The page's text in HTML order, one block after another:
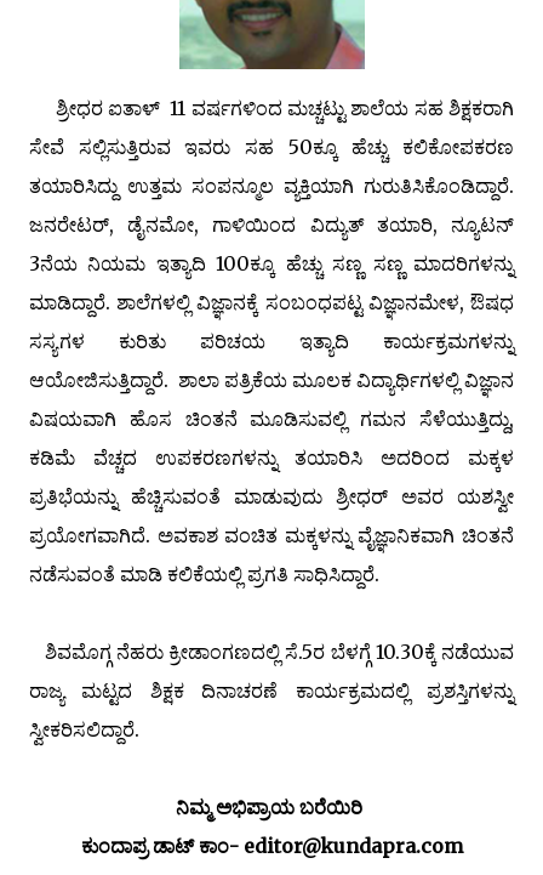
ಶ್ರೀಧರ ಐತಾಳ್ 11 ವರ್ಷಗಳಿಂದ ಮಚ್ಚಟ್ಟು ಶಾಲೆಯ ಸಹ ಶಿಕ್ಷಕರಾಗಿ
ಸೇವೆ ಸಲ್ಲಿಸುತ್ತಿರುವ ಇವರು ಸಹ 50ಕ್ಕೂ ಹೆಚ್ಚು ಕಲಿಕೋಪಕರಣ
ತಯಾರಿಸಿದ್ದು ಉತ್ತಮ ಸಂಪನ್ಮೂಲ ವ್ಯಕ್ತಿಯಾಗಿ ಗುರುತಿಸಿಕೊಂಡಿದ್ದಾರೆ.
ಜನರೇಟರ್‌, ಡೈನಮೋ, ಗಾಳಿಯಿಂದ ವಿದ್ಯುತ್‌ ತಯಾರಿ, ನ್ಯೂಟನ್‌
3ನೆಯ ನಿಯಮ ಇತ್ಯಾದಿ 100ಕ್ಕೂ ಹೆಚ್ಚು ಸಣ್ಣ ಸಣ್ಣ ಮಾದರಿಗಳನ್ನು
ಮಾಡಿದ್ದಾರೆ. ಶಾಲೆಗಳಲ್ಲಿ ವಿಜ್ಞಾನಕ್ಕೆ ಸಂಬಂಧಪಟ್ಟ ವಿಜ್ಞಾನಮೇಳ, ಔಷಧ
ಸಸ್ಯಗಳ ಕುರಿತು ಪರಿಚಯ ಇತ್ಯಾದಿ ಕಾರ್ಯಕ್ರಮಗಳನ್ನು
ಆಯೋಜಿಸುತ್ತಿದ್ದಾರೆ. ಶಾಲಾ ಪತ್ರಿಕೆಯ ಮೂಲಕ ವಿದ್ಯಾರ್ಥಿಗಳಲ್ಲಿ ವಿಜ್ಞಾನ
ವಿಷಯವಾಗಿ ಹೊಸ ಚಿಂತನೆ ಮೂಡಿಸುವಲ್ಲಿ ಗಮನ ಸೆಳೆಯುತ್ತಿದ್ದು,
ಕಡಿಮೆ ವೆಚ್ಚದ ಉಪಕರಣಗಳನ್ನು ತಯಾರಿಸಿ ಅದರಿಂದ ಮಕ್ಕಳ
ಪ್ರತಿಭೆಯನ್ನು ಹೆಚ್ಚಿಸುವಂತೆ ಮಾಡುವುದು ಶ್ರೀಧರ್ ಅವರ ಯಶಸ್ವೀ
ಪ್ರಯೋಗವಾಗಿದೆ. ಅವಕಾಶ ವಂಚಿತ ಮಕ್ಕಳನ್ನು ವೈಜ್ಞಾನಿಕವಾಗಿ ಚಿಂತನೆ
ನಡೆಸುವಂತೆ ಮಾಡಿ ಕಲಿಕೆಯಲ್ಲಿ ಪ್ರಗತಿ ಸಾಧಿಸಿದ್ದಾರೆ.
ಶಿವಮೊಗ್ಗ ನೆಹರು ಕ್ರೀಡಾಂಗಣದಲ್ಲಿ ಸೆ.5ರ ಬೆಳಗ್ಗೆ 10.30ಕ್ಕೆ ನಡೆಯುವ
ರಾಜ್ಯ ಮಟ್ಟದ ಶಿಕ್ಷಕ ದಿನಾಚರಣೆ ಕಾರ್ಯಕ್ರಮದಲ್ಲಿ ಪ್ರಶಸ್ತಿಗಳನ್ನು
ಸ್ವೀಕರಿಸಲಿದ್ದಾರೆ.
ನಿಮ್ಮ ಅಭಿಪ್ರಾಯ ಬರೆಯಿರಿ
ಕುಂದಾಪ್ರ ಡಾಟ್ ಕಾಂ- editor@kundapra.com